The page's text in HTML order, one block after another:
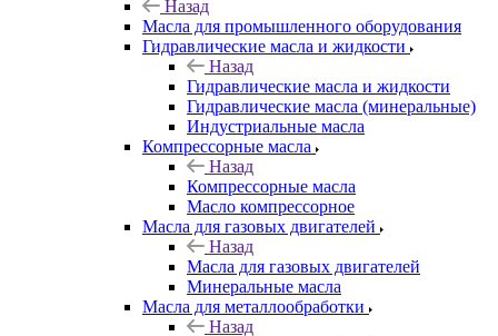
Назад
Масла для промышленного оборудования
Гидравлические масла и жидкости
Назад
Гидравлические масла и жидкости
Гидравлические масла (минеральные)
Индустриальные масла
Компрессорные масла
Назад
Компрессорные масла
Масло компрессорное
Масла для газовых двигателей
Назад
Масла для газовых двигателей
Минеральные масла
Масла для металлообработки
Назад